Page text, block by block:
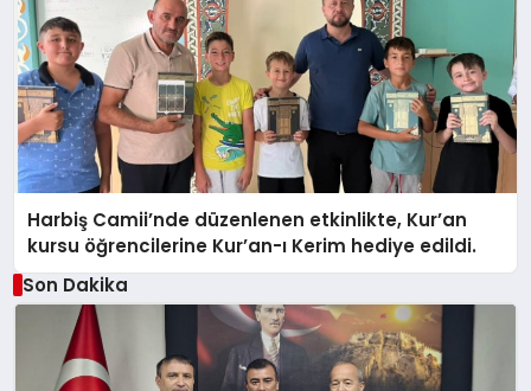
Harbiş Camii’nde düzenlenen etkinlikte, Kur’an
kursu öğrencilerine Kur’an-ı Kerim hediye edildi.
Son Dakika